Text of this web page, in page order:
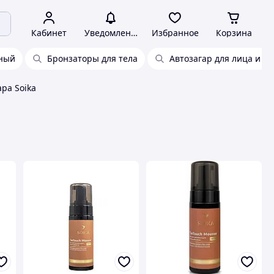
Кабинет Уведомления Избранное Корзина
Бронзаторы для тела Автозагар для лица и
Soika